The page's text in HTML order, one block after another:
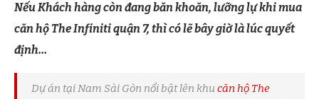
Nếu Khách hàng còn đang băn khoăn, lưỡng lự khi mua
căn hộ The Infiniti quận 7, thì có lẽ bây giờ là lúc quyết
định…
Dự án tại Nam Sài Gòn nổi bật lên khu căn hộ The